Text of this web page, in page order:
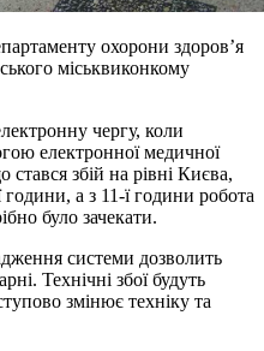
охорони здоров’я
міськвиконкому
чергу, коли
електронної медичної
збій на рівні Києва,
а з 11-ї години робота
було зачекати.
системи дозволить
Технічні збої будуть
змінює техніку та